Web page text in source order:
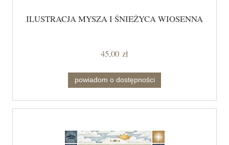
ILUSTRACJA MYSZA I ŚNIEŻYCA WIOSENNA
45,00 zł
powiadom o dostępności